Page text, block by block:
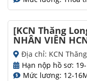
[KCN Thăng
NHÂN VIÊN
Địa chỉ: KCN
Hạn nộp hồ sơ:
Mức lương: 12-